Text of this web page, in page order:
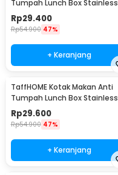
Tumpah Lunch Box Stainless
Steel 304 350ml - KT046
Rp29.400
Rp54.900 47%
+ Keranjang
TaffHOME Kotak Makan Anti
Tumpah Lunch Box Stainless
Steel 304 350ml - KT273
Rp29.600
Rp54.900 47%
+ Keranjang